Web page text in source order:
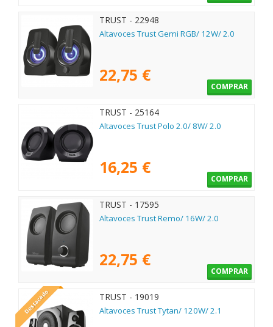
TRUST - 22948
Altavoces Trust Gemi RGB/ 12W/ 2.0
22,75 €
COMPRAR
TRUST - 25164
Altavoces Trust Polo 2.0/ 8W/ 2.0
16,25 €
COMPRAR
TRUST - 17595
Altavoces Trust Remo/ 16W/ 2.0
22,75 €
COMPRAR
Destacado TRUST - 19019
Altavoces Trust Tytan/ 120W/ 2.1